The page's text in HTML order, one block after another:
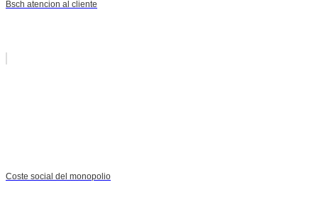
Bsch atencion al cliente
Coste social del monopolio